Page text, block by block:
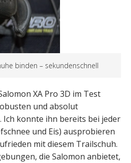
binden – sekundenschnell
XA Pro 3D im Test
und absolut
konnte ihn bereits bei jeder
und Eis) ausprobieren
mit diesem Trailschuh.
die Salomon anbietet,